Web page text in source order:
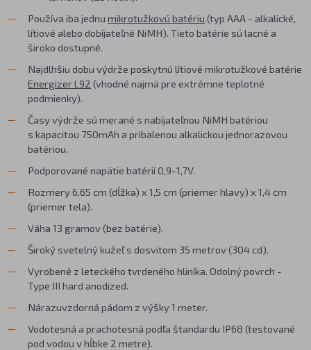
Používa iba jednu mikrotužkovú batériu (typ AAA - alkalické,
lítiové alebo dobíjateľné NiMH). Tieto batérie sú lacné a
široko dostupné.
Najdlhšiu dobu výdrže poskytnú lítiové mikrotužkové batérie
Energizer L92 (vhodné najmä pre extrémne teplotné
podmienky).
Časy výdrže sú merané s nabíjateľnou NiMH batériou
s kapacitou 750mAh a pribalenou alkalickou jednorazovou
batériou.
Podporované napätie batérií 0,9-1,7V.
Rozmery 6,65 cm (dĺžka) x 1,5 cm (priemer hlavy) x 1,4 cm
(priemer tela).
Váha 13 gramov (bez batérie).
Široký svetelný kužeľ s dosvitom 35 metrov (304 cd).
Vyrobené z leteckého tvrdeného hliníka. Odolný povrch -
Type III hard anodized.
Nárazuvzdorná pádom z výšky 1 meter.
Vodotesná a prachotesná podľa štandardu IP68 (testované
pod vodou v hĺbke 2 metre).